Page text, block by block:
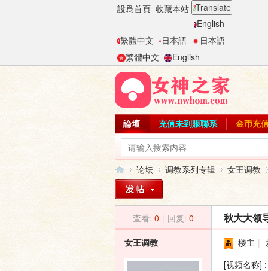
設爲首頁 收藏本站 Translate
English
繁體中文
日本語
日本語
繁體中文
English
論壇 充值未到賬聯系 金币充
论坛
›
调教系列专辑 女王调教
›
查看: 0 | 回复: 0 秋大大领
女王调教 楼主 |
[视频名称]